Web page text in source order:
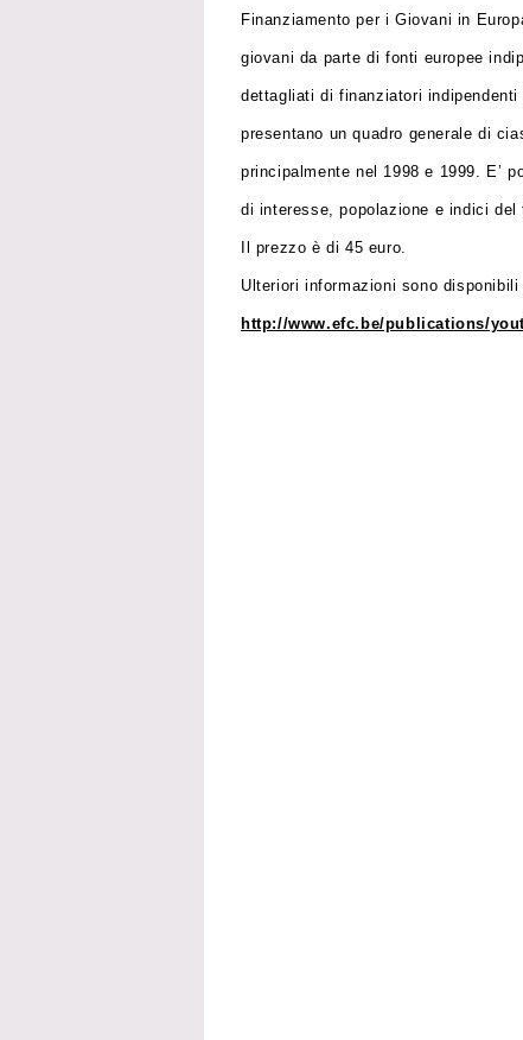
Finanziamento per i Giovani in
giovani da parte di fonti europee
dettagliati di finanziatori
presentano un quadro generale di
principalmente nel 1998 e 1999. E’
di interesse, popolazione e indici
Il prezzo è di 45 euro.
Ulteriori informazioni sono
http://www.efc.be/publications/